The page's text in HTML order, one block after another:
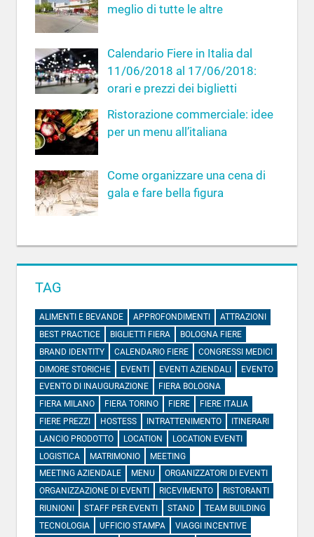
meglio di tutte le altre
Calendario Fiere in Italia dal
11/06/2018 al 17/06/2018:
orari e prezzi dei biglietti
Ristorazione commerciale: idee
per un menu all’italiana
Come organizzare una cena di
gala e fare bella figura
TAG
ALIMENTI E BEVANDE APPROFONDIMENTI
ATTRAZIONI
BEST PRACTICE
BIGLIETTI FIERA
BOLOGNA FIERE
BRAND IDENTITY
CALENDARIO FIERE
CONGRESSI MEDICI
DIMORE STORICHE
EVENTI EVENTI AZIENDALI
EVENTO
EVENTO DI INAUGURAZIONE
FIERA BOLOGNA
FIERA MILANO
FIERA TORINO FIERE
FIERE ITALIA
FIERE PREZZI
HOSTESS INTRATTENIMENTO
ITINERARI
LANCIO PRODOTTO
LOCATION
LOCATION EVENTI
LOGISTICA
MATRIMONIO
MEETING
MEETING AZIENDALE
MENU
ORGANIZZATORI DI EVENTI
ORGANIZZAZIONE DI EVENTI
RICEVIMENTO
RISTORANTI
RIUNIONI
STAFF PER EVENTI STAND
TEAM BUILDING
TECNOLOGIA
UFFICIO STAMPA VIAGGI INCENTIVE